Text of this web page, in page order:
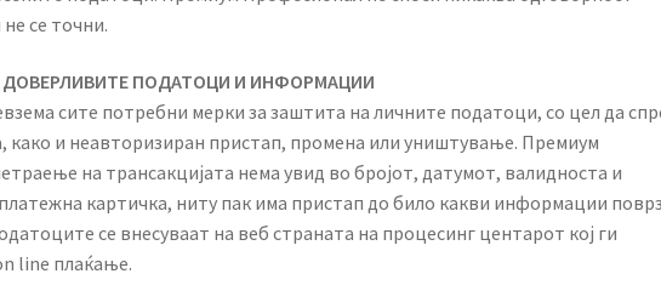
се точни.
ДОВЕРЛИВИТЕ ПОДАТОЦИ И ИНФОРМАЦИИ
сите потребни мерки за заштита на личните податоци, со цел да
како и неавторизиран пристап, промена или уништување. Премиум
на трансакцијата нема увид во бројот, датумот, валидноста и
картичка, ниту пак има пристап до било какви информации
се внесуваат на веб страната на процесинг центарот кој ги
line плаќање.